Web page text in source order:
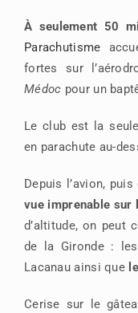
À seulement 50
Parachutisme
fortes sur
Médoc pour un
Le club est la
en parachute au-
Depuis l’avion,
vue imprenable sur
d’altitude, on peut
de la Gironde :
Lacanau ainsi que
Cerise sur le